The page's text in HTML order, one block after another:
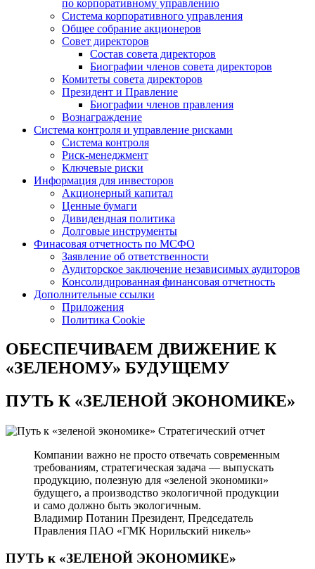
по корпоративному управлению
Система корпоративного управления
Общее собрание акционеров
Совет директоров
Состав совета директоров
Биографии членов совета директоров
Комитеты совета директоров
Президент и Правление
Биографии членов правления
Вознаграждение
Система контроля и управление рисками
Система контроля
Риск-менеджмент
Ключевые риски
Информация для инвесторов
Акционерный капитал
Ценные бумаги
Дивидендная политика
Долговые инструменты
Финасовая отчетность по МСФО
Заявление об ответственности
Аудиторское заключение независимых аудиторов
Консолидированная финансовая отчетность
Дополнительные ссылки
Приложения
Политика Cookie
ОБЕСПЕЧИВАЕМ ДВИЖЕНИЕ К
«ЗЕЛЕНОМУ» БУДУЩЕМУ
ПУТЬ К«ЗЕЛЕНОЙ ЭКОНОМИКЕ»
Стратегический отчет
Компании важно не просто отвечать современным
требованиям, стратегическая задача — выпускать
продукцию, полезную для «зеленой экономики»
будущего, а производство экологичной продукции
и само должно быть экологичным.
Владимир Потанин Президент, Председатель
Правления ПАО «ГМК Норильский никель»
ПУТЬ к «ЗЕЛЕНОЙ ЭКОНОМИКЕ»